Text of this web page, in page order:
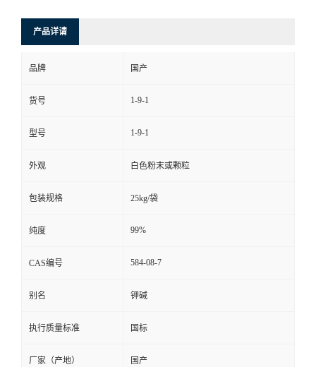
产品详请
品牌 国产
货号 1-9-1
型号 1-9-1
外观 白色粉末或颗粒
包装规格 25kg/袋
纯度 99%
CAS编号 584-08-7
别名 钾碱
执行质量标准 国标
厂家（产地） 国产